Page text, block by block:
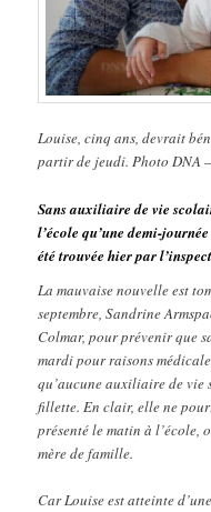
Louise, cinq ans, devrait
partir de jeudi. Photo DNA
Sans auxiliaire de vie
l’école qu’une demi-
été trouvée hier par
La mauvaise nouvelle est
septembre, Sandrine
Colmar, pour prévenir que
mardi pour raisons
qu’aucune auxiliaire de vie
fillette. En clair, elle ne
présenté le matin à
mère de famille.
Car Louise est atteinte